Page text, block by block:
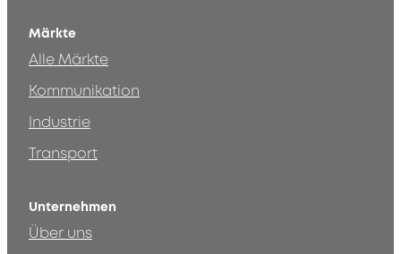
Märkte
Alle Märkte
Kommunikation
Industrie
Transport
Unternehmen
Über uns